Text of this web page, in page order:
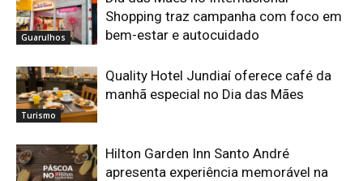
Guarulhos
Shopping traz campanha com foco em
bem-estar e autocuidado
Turismo
Quality Hotel Jundiaí oferece café da
manhã especial no Dia das Mães
Hilton Garden Inn Santo André
apresenta experiência memorável na